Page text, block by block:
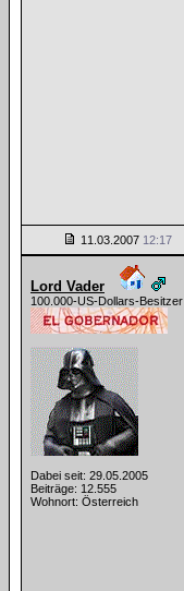
11.03.2007 12:17
Lord Vader
100.000-US-Dollars-Besitzer
Dabei seit: 29.05.2005
Beiträge: 12.555
Wohnort: Österreich